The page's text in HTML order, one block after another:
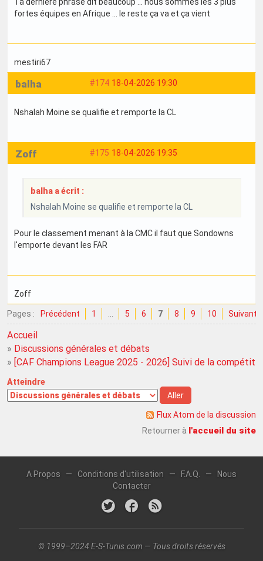
fortes équipes en Afrique … le reste ça va et ça vient
mestiri67
#174 18-04-2026 19:30
balha
Nshalah Moine se qualifie et remporte la CL
#175 18-04-2026 19:35
Zoff
balha a écrit :
Nshalah Moine se qualifie et remporte la CL
Pour le classement menant à la CMC il faut que Sondowns
l'emporte devant les FAR
Zoff
Pages : Précédent 1 … 5 6 7 8 9 10 Suivant
Accueil
» Discussions générales et débats
» [CAF Champions League 2025 - 2026] Suivi de la
Atteindre
Flux Atom de la discussion
Retourner à l'accueil du site
A Propos — Conditions d'utilisation — F.A.Q. —
Nous
Contacter
© 1999–2024 E-S-Tunis.com — Tous droits réservés